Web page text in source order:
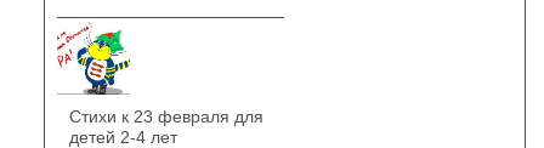
Стихи к 23 февраля для
детей 2-4 лет